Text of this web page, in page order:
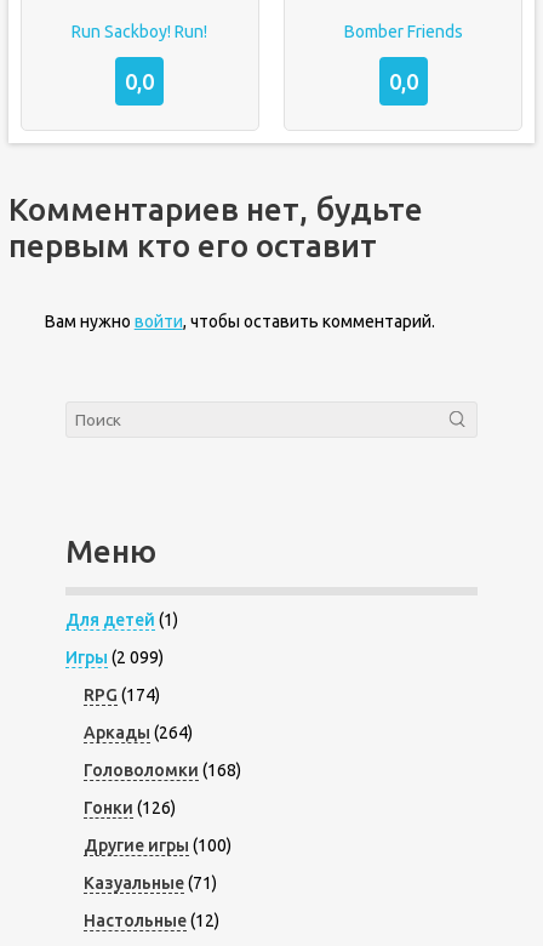
Run Sackboy! Run!
0,0
Bomber Friends
0,0
Комментариев нет, будьте
первым кто его оставит
Вам нужно войти, чтобы оставить комментарий.
Меню
Для детей (1)
Игры (2 099)
RPG (174)
Аркады (264)
Головоломки (168)
Гонки (126)
Другие игры (100)
Казуальные(71)
Настольные(12)